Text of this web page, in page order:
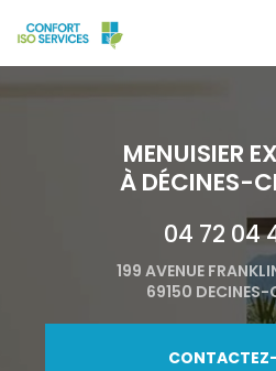
au
principal
MENUISIER
À DÉCINES-
04 72 04
199 AVENUE
69150 DECINES-